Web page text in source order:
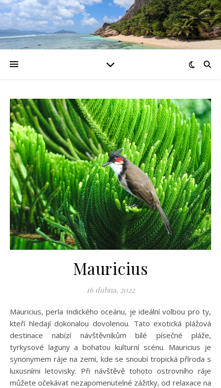
Mauricius
16 dubna, 2022
Mauricius, perla Indického oceánu, je ideální volbou pro ty,
kteří hledají dokonalou dovolenou. Tato exotická plážová
destinace nabízí návštěvníkům bílé písečné pláže,
tyrkysové laguny a bohatou kulturní scénu. Mauricius je
synonymem ráje na zemi, kde se snoubí tropická příroda s
luxusními letovisky. Při návštěvě tohoto ostrovního ráje
můžete očekávat nezapomenutelné zážitky, od relaxace na